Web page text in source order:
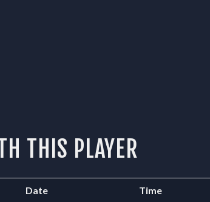
THIS PLAYER
Date Time